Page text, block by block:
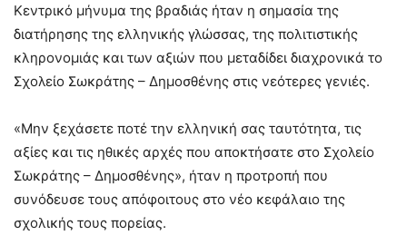
Κεντρικό μήνυμα της βραδιάς ήταν η σημασία της
διατήρησης της ελληνικής γλώσσας, της πολιτιστικής
κληρονομιάς και των αξιών που μεταδίδει διαχρονικά το
Σχολείο Σωκράτης – Δημοσθένης στις νεότερες γενιές.
«Μην ξεχάσετε ποτέ την ελληνική σας ταυτότητα, τις
αξίες και τις ηθικές αρχές που αποκτήσατε στο Σχολείο
Σωκράτης – Δημοσθένης», ήταν η προτροπή που
συνόδευσε τους απόφοιτους στο νέο κεφάλαιο της
σχολικής τους πορείας.